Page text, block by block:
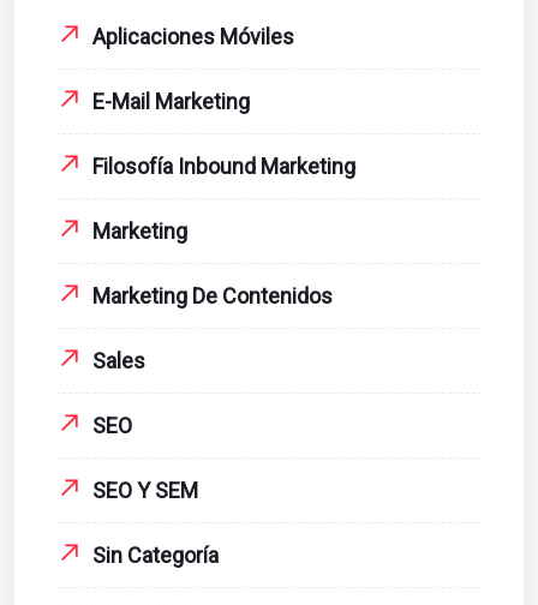
Aplicaciones Móviles
E-Mail Marketing
Filosofía Inbound Marketing
Marketing
Marketing De Contenidos
Sales
SEO
SEO Y SEM
Sin Categoría